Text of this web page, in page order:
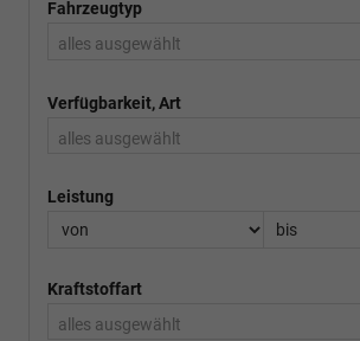
Fahrzeugtyp
alles ausgewählt
Verfügbarkeit, Art
alles ausgewählt
Leistung
Kraftstoffart
alles ausgewählt